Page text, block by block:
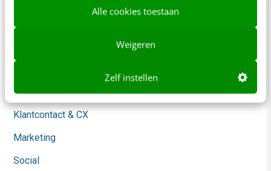
Alle cookies toestaan
Weigeren
Zelf instellen
Content & Communicatie
Klantcontact & CX
Marketing
Social